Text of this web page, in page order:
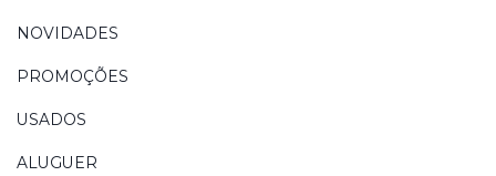
NOVIDADES
PROMOÇÕES
USADOS
ALUGUER